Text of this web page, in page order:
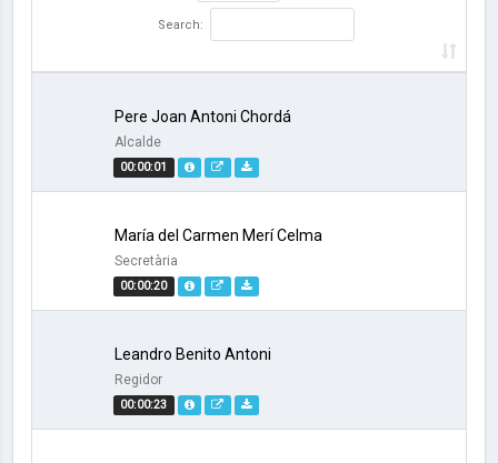
Search:
00:00:01
Pere Joan Antoni Chordá
Alcalde
00:00:20
María del Carmen Merí Celma
Secretària
00:00:23
Leandro Benito Antoni
Regidor